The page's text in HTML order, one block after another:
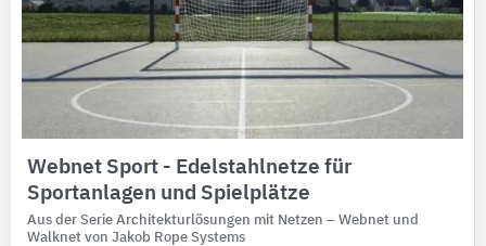
Webnet Sport - Edelstahlnetze für
Sportanlagen und Spielplätze
Aus der Serie Architekturlösungen mit Netzen – Webnet und
Walknet von Jakob Rope Systems